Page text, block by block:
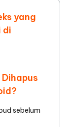
yang
di
sebelum